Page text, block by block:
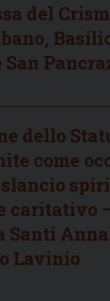
del
dello
come
caritativo
Santi Anna
Lavinio